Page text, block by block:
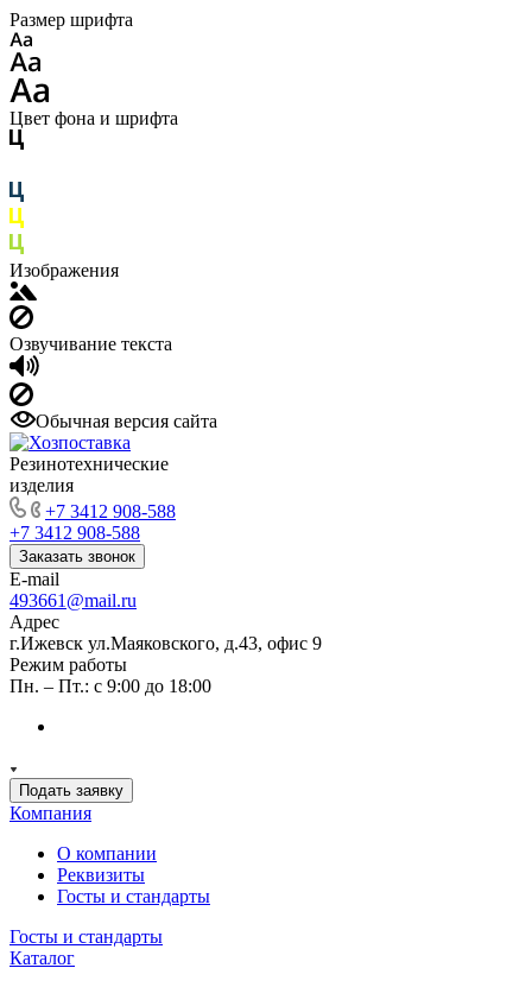
Размер шрифта
Цвет фона и шрифта
Изображения
Озвучивание текста
Обычная версия сайта
Резинотехнические
изделия
+7 3412 908-588
+7 3412 908-588
Заказать звонок
E-mail
493661@mail.ru
Адрес
г.Ижевск ул.Маяковского, д.43, офис 9
Режим работы
Пн. – Пт.: с 9:00 до 18:00
Подать заявку
Компания
О компании
Реквизиты
Госты и стандарты
Госты и стандарты
Каталог